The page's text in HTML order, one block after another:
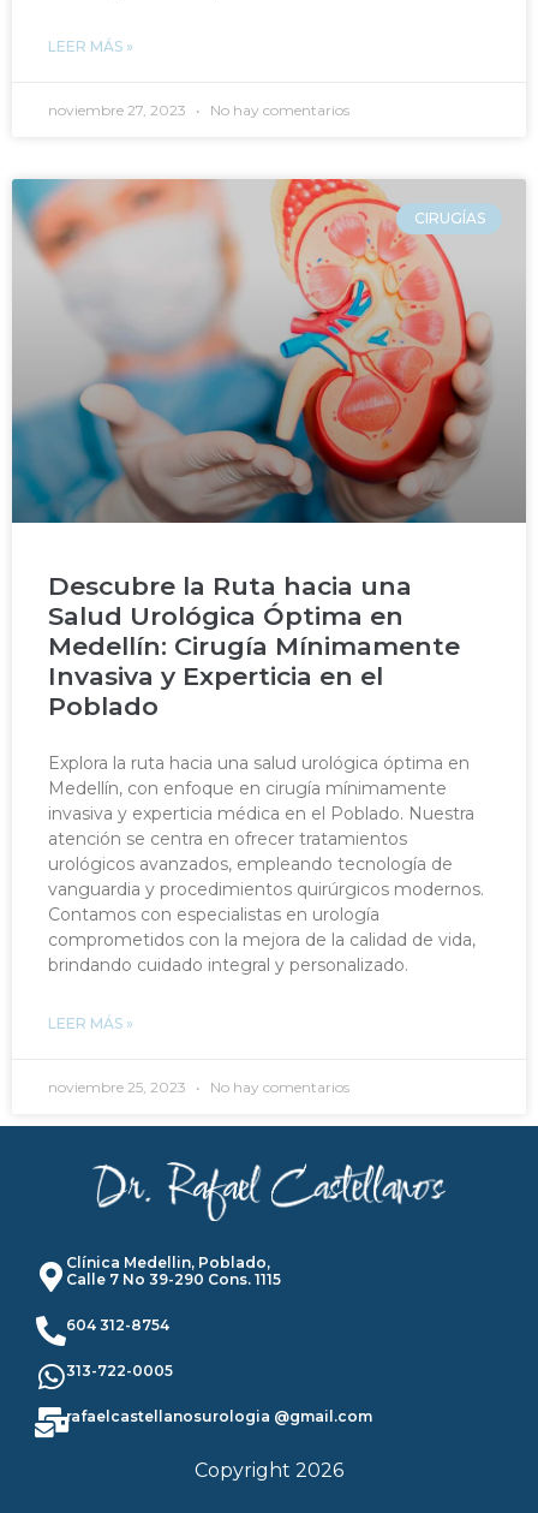
LEER MÁS »
noviembre 27, 2023 No hay comentarios
CIRUGÍAS
Descubre la Ruta hacia una
Salud Urológica Óptima en
Medellín: Cirugía Mínimamente
Invasiva y Experticia en el
Poblado
Explora la ruta hacia una salud urológica óptima en
Medellín, con enfoque en cirugía mínimamente
invasiva y experticia médica en el Poblado. Nuestra
atención se centra en ofrecer tratamientos
urológicos avanzados, empleando tecnología de
vanguardia y procedimientos quirúrgicos modernos.
Contamos con especialistas en urología
comprometidos con la mejora de la calidad de vida,
brindando cuidado integral y personalizado.
LEER MÁS »
noviembre 25, 2023 No hay comentarios
Clínica Medellin, Poblado,
Calle 7 No 39-290 Cons. 1115
604 312-8754
313-722-0005
rafaelcastellanosurologia @gmail.com
Copyright 2026